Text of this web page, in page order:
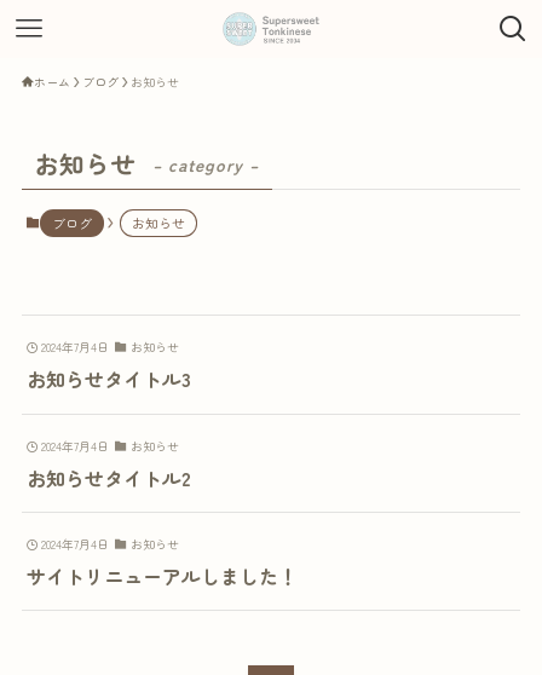
ホーム ブログ お知らせ
お知らせ – category –
ブログ お知らせ
2024年7月4日 お知らせ
お知らせタイトル3
2024年7月4日 お知らせ
お知らせタイトル2
2024年7月4日 お知らせ
サイトリニューアルしました！